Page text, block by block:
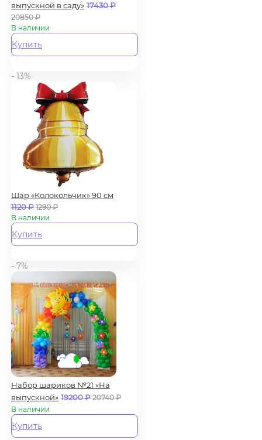
выпускной в саду» 17430₽
20850₽
В наличии
Купить
- 13%
Шар «Колокольчик» 90 см
1120₽ 1290₽
В наличии
Купить
- 7%
Набор шариков №21 «На
выпускной» 19200₽ 20740₽
В наличии
Купить